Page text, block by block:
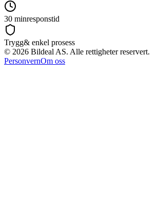
30 minresponstid
Trygg& enkel prosess
© 2026 Bildeal AS. Alle rettigheter reservert.
PersonvernOm oss